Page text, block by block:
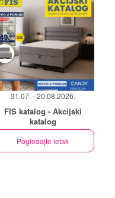
31.07. - 20.08.2026.
FIS katalog - Akcijski
katalog
Pogledajte letak